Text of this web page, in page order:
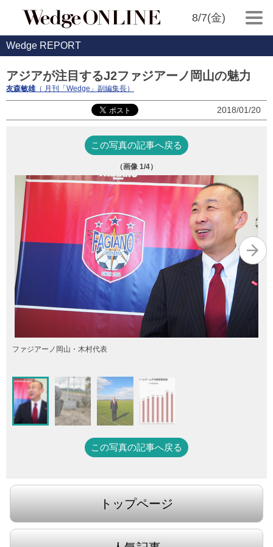
8/7(金)
Wedge REPORT
アジアが注目するJ2ファジアーノ岡山の魅力
友森敏雄（ 月刊「Wedge」副編集長）
2018/01/20
この写真の記事へ戻る
（画像 1/4）
ファジアーノ岡山・木村代表
この写真の記事へ戻る
トップページ